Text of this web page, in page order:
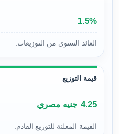
1.5%
العائد السنوي من التوزيعات.
قيمة التوزيع
4.25 جنيه مصري
القيمة المعلنة للتوزيع القادم.